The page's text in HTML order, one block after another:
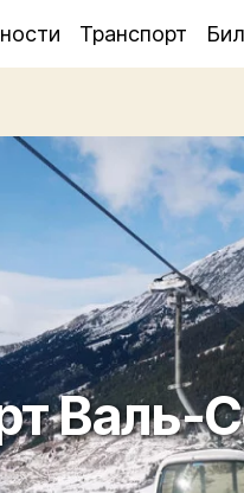
Транспорт
Валь-